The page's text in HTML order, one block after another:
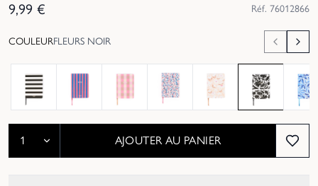
9,99 € Réf. 76012866
COULEURFLEURS NOIR
AJOUTER AU PANIER